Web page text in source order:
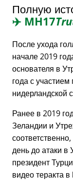
Полную
✈️ MH17
После ухода
начале 2019
основателя в
года с участием
нидерландской
Ранее в 2019
Зеландии и
день до атаки в
президент
видео теракта